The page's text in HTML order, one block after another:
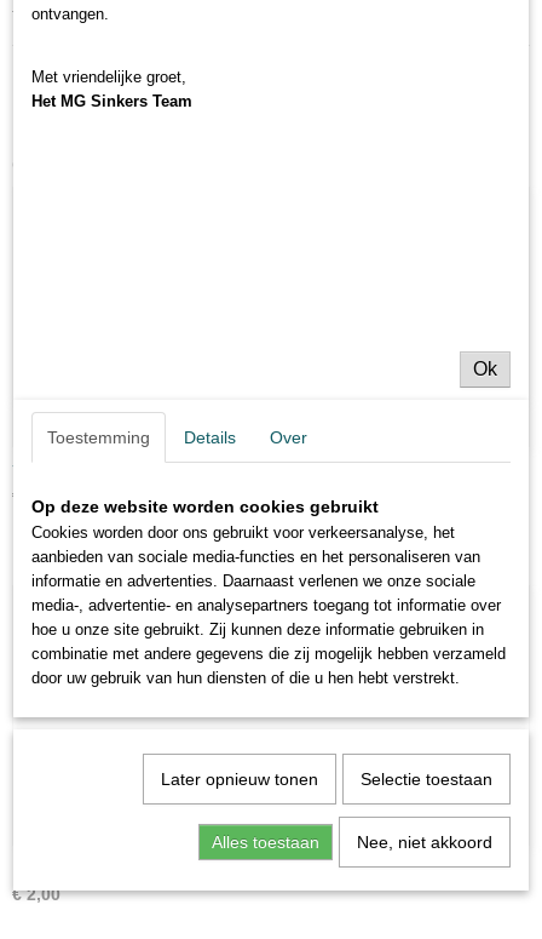
Netto gewicht
Bruto gewicht
0,01 Kg
Tungsten Sinker prijs per 1 s
ThunderStrike 7 cm
€ 1,99
€ 2,00
ontvangen.
Met vriendelijke groet,
Het MG Sinkers Team
Ok
Toestemming Details Over
Op deze website worden cookies gebruikt
Cookies worden door ons gebruikt voor verkeersanalyse, het
aanbieden van sociale media-functies en het personaliseren van
informatie en advertenties. Daarnaast verlenen we onze sociale
media-, advertentie- en analysepartners toegang tot informatie over
hoe u onze site gebruikt. Zij kunnen deze informatie gebruiken in
combinatie met andere gegevens die zij mogelijk hebben verzameld
door uw gebruik van hun diensten of die u hen hebt verstrekt.
Later opnieuw tonen Selectie toestaan
Alles toestaan Nee, niet akkoord